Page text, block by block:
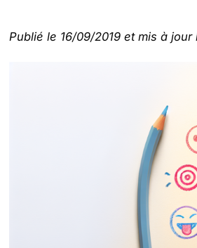
Publié le 16/09/2019 et mis à